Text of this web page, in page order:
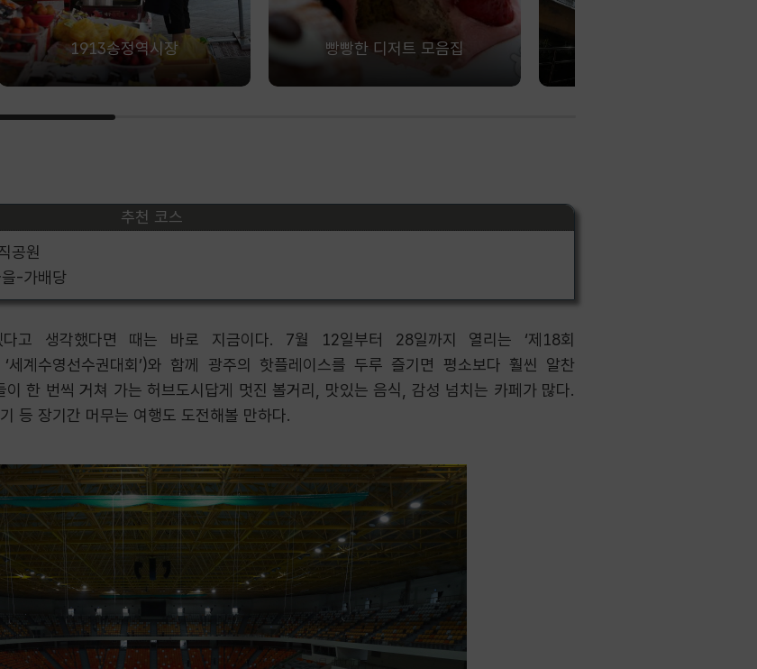
1913송정역시장 빵빵한 디저트 모음집
추천 코스
공원
-가배당
고 생각했다면 때는 바로 지금이다. 7월 12일부터 28일까지 열리는 ‘제18회
세계수영선수권대회’)와 함께 광주의 핫플레이스를 두루 즐기면 평소보다 훨씬 알찬
한 번씩 거쳐 가는 허브도시답게 멋진 볼거리, 맛있는 음식, 감성 넘치는 카페가 많다.
등 장기간 머무는 여행도 도전해볼 만하다.